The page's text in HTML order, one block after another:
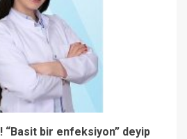
“Basit bir enfeksiyon” deyip